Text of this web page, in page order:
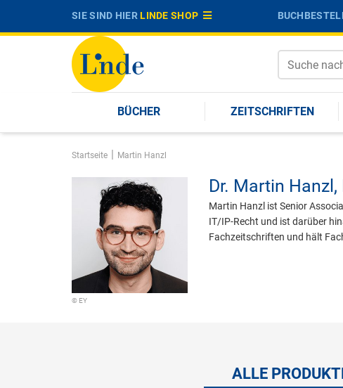
SIE SIND HIERLINDE SHOP
BÜCHER ZEITSCHRIFTEN
Startseite | Martin Hanzl
© EY
Dr. Martin Hanzl,
Martin Hanzl ist Senior
IT/IP-Recht und ist darüber
Fachzeitschriften und hält
ALLE